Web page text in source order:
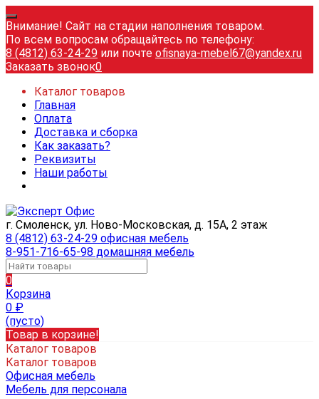
Внимание! Сайт на стадии наполнения товаром.
По всем вопросам обращайтесь по телефону:
8 (4812) 63-24-29 или почте ofisnaya-mebel67@yandex.ru
Заказать звонок0
Каталог товаров
Главная
Оплата
Доставка и сборка
Как заказать?
Реквизиты
Наши работы
г. Смоленск, ул. Ново-Московская, д. 15А, 2 этаж
8 (4812) 63-24-29 офисная мебель
8-951-716-65-98 домашняя мебель
0
Корзина
0 ₽
(пусто)
Товар в корзине!
Каталог товаров
Каталог товаров
Офисная мебель
Мебель для персонала